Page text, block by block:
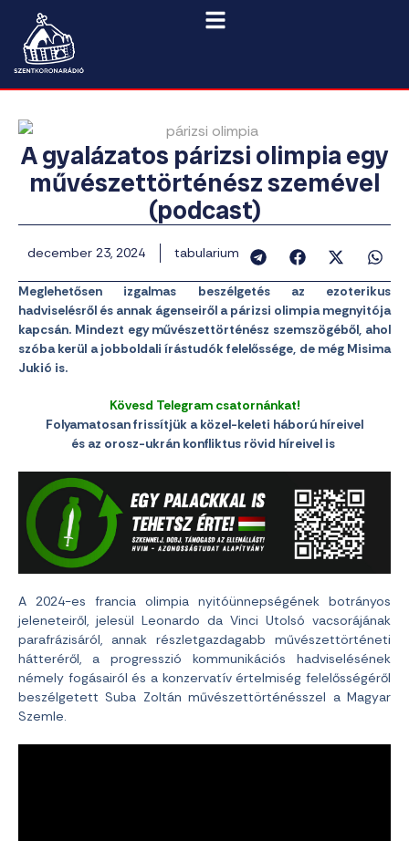
A gyalázatos párizsi olimpia egy
művészettörténész szemével
(podcast)
december 23, 2024 tabularium
Meglehetősen izgalmas beszélgetés az ezoterikus
hadviselésről és annak ágenseiről a párizsi olimpia megnyitója
kapcsán. Mindezt egy művészettörténész szemszögéből, ahol
szóba kerül a jobboldali írástudók felelőssége, de még Misima
Jukió is.
Kövesd Telegram csatornánkat!
Folyamatosan frissítjük a közel-keleti háború híreivel
és az orosz-ukrán konfliktus rövid híreivel is
A 2024-es francia olimpia nyitóünnepségének botrányos
jeleneteiről, jelesül Leonardo da Vinci Utolsó vacsorájának
parafrázisáról, annak részletgazdagabb művészettörténeti
hátteréről, a progresszió kommunikációs hadviselésének
némely fogásairól és a konzervatív értelmiség felelősségéről
beszélgetett Suba Zoltán művészettörténésszel a Magyar
Szemle.